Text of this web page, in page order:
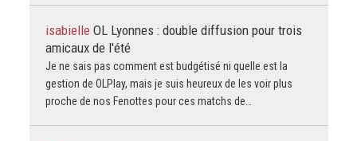
isabielle OL Lyonnes : double diffusion pour trois
amicaux de l'été
Je ne sais pas comment est budgétisé ni quelle est la
gestion de OLPlay, mais je suis heureux de les voir plus
proche de nos Fenottes pour ces matchs de…